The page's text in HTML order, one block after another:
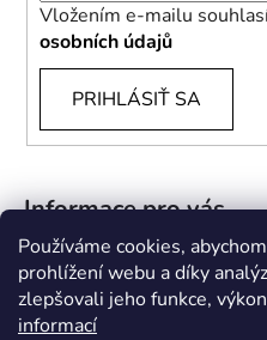
Používáme cookies,
prohlížení webu a díky
zlepšovali jeho funkce,
informací
Vložením e-mailu
osobních údajů
PRIHLÁSIŤ SA
Informace pro vás
B2B
Doprava a platba